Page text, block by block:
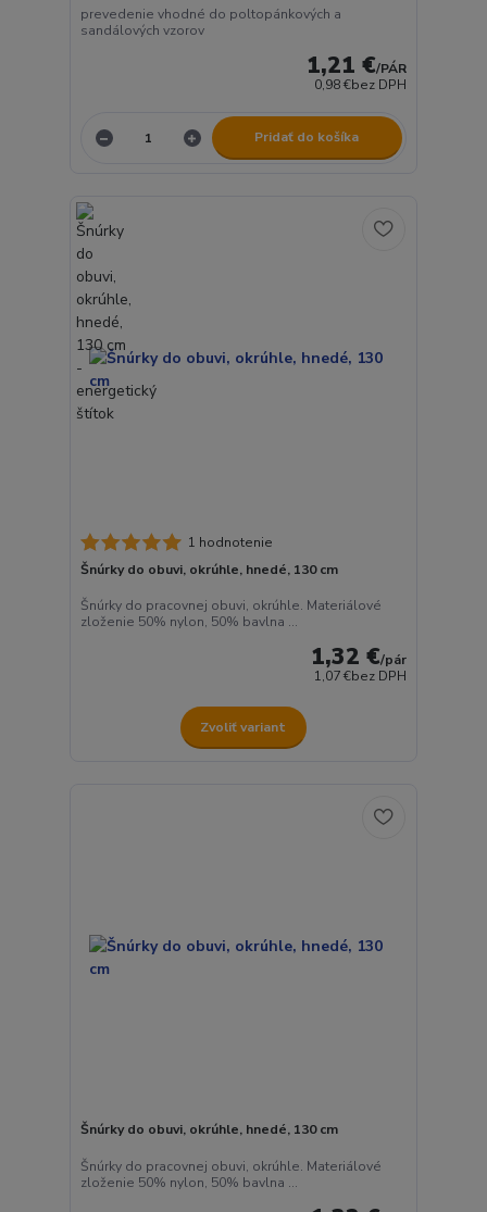
prevedenie vhodné do poltopánkových a
sandálových vzorov
1,21 €/PÁR
0,98 €bez DPH
Pridať do košíka
1 hodnotenie
Šnúrky do obuvi, okrúhle, hnedé, 130 cm
Šnúrky do pracovnej obuvi, okrúhle. Materiálové
zloženie 50% nylon, 50% bavlna ...
1,32 €/pár
1,07 €bez DPH
Zvoliť variant
Šnúrky do obuvi, okrúhle, hnedé, 130 cm
Šnúrky do pracovnej obuvi, okrúhle. Materiálové
zloženie 50% nylon, 50% bavlna ...